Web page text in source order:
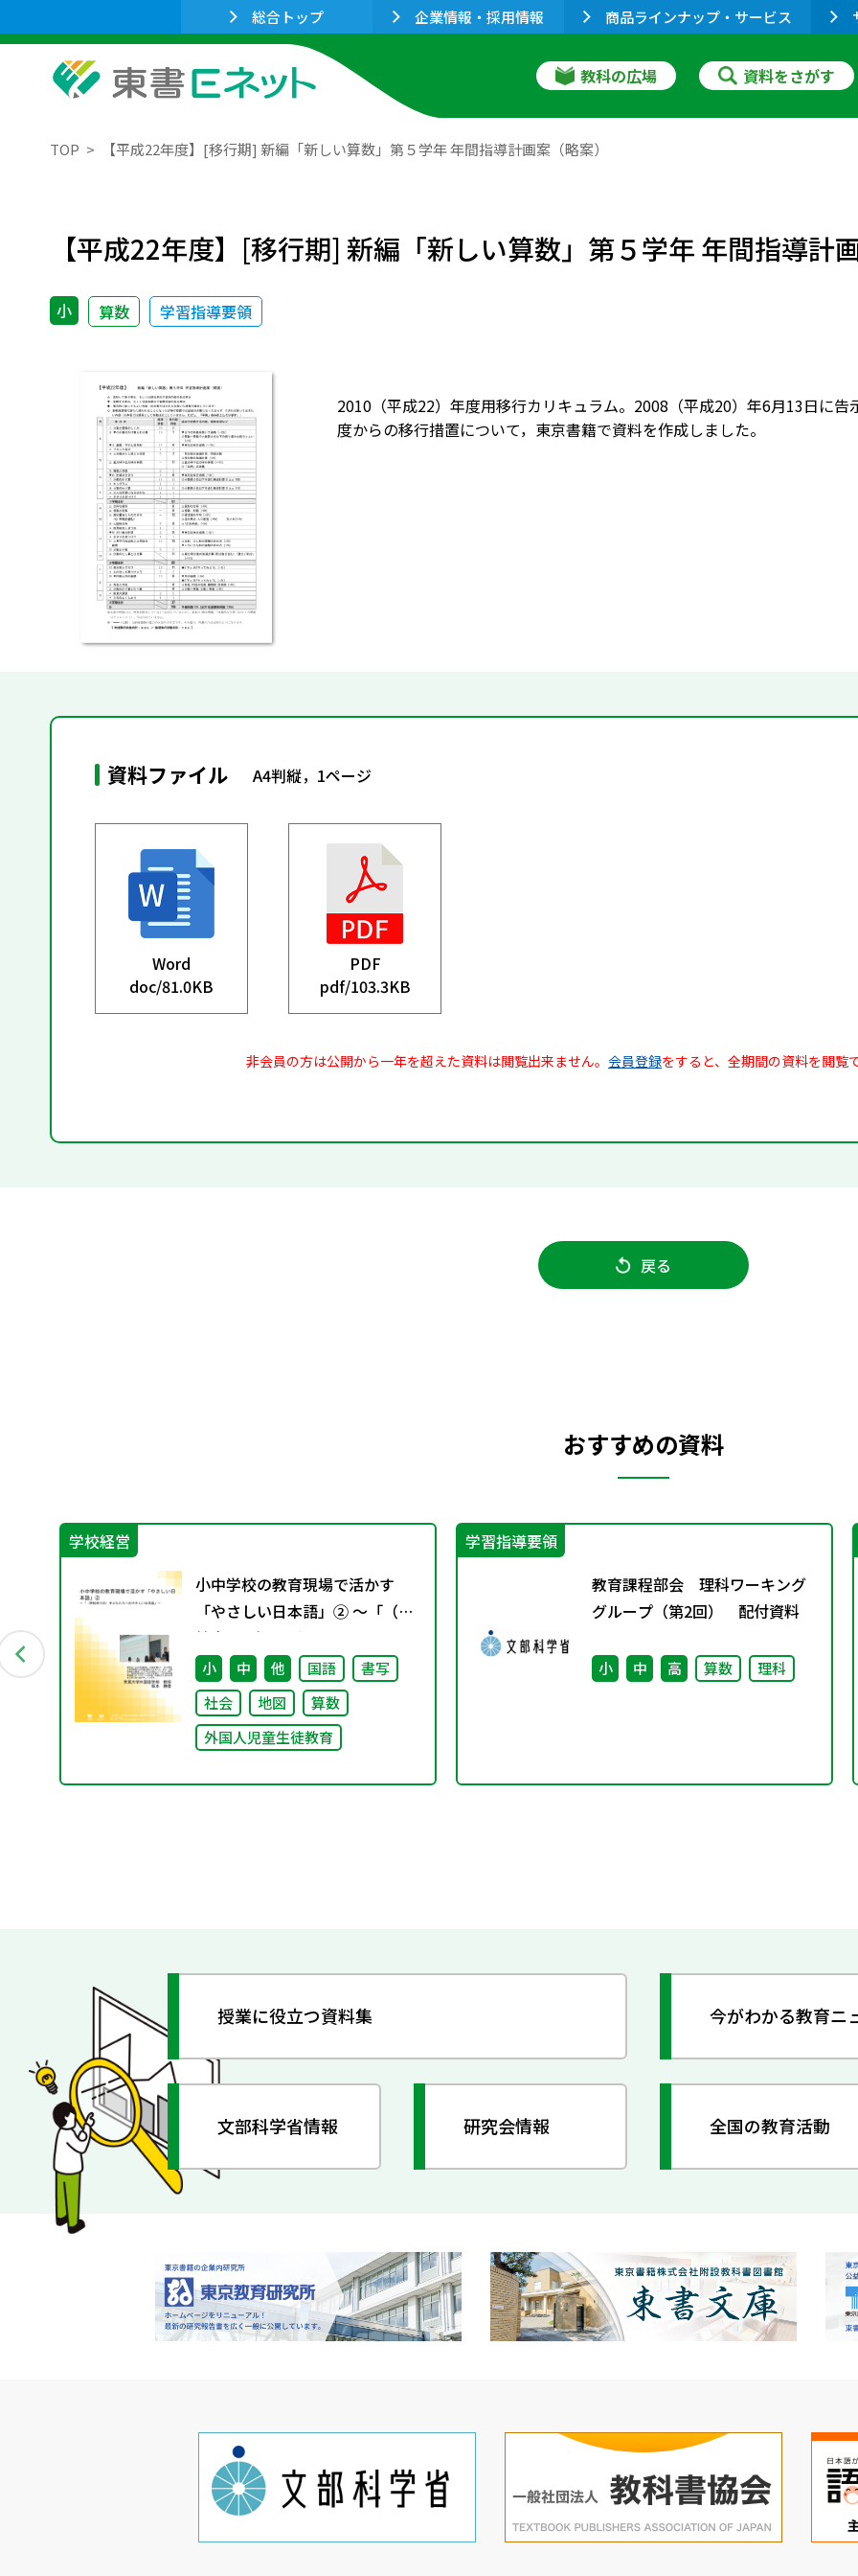
総合トップ 企業情報・採用情報 商品ラインナップ・サービス
教科の広場 資料をさがす
TOP 【平成22年度】[移行期] 新編「新しい算数」第５学年 年間指導計画案（略案）
【平成22年度】[移行期] 新編「新しい算数」第５学年 年間指導計
小 算数 学習指導要領
2010（平成22）年度用移行カリキュラム。2008（平成20）年6月13日に
度からの移行措置について，東京書籍で資料を作成しました。
資料ファイル A4判縦，1ページ
Word
doc/81.0KB
PDF
pdf/103.3KB
非会員の方は公開から一年を超えた資料は閲覧出来ません。 会員登録をすると、全期間の資料を閲覧
戻る
おすすめの資料
学校経営
小中学校の教育現場で活かす
「やさしい日本語」② ～「（学
校内での）子どもたちへのやさ
しい日本語」～
小 中 他 国語
書写
社会
地図
算数
外国人児童生徒教育
学習指導要領
教育課程部会 理科ワーキング
グループ（第2回） 配付資料
小 中 高 算数 理科
授業に役立つ資料集 今がわかる教育ニ
文部科学省情報 研究会情報 全国の教育活動